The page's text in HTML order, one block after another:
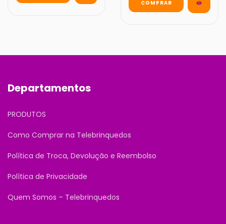
Departamentos
PRODUTOS
Como Comprar na Telebrinquedos
Política de Troca, Devolução e Reembolso
Política de Privacidade
Quem Somos – Telebrinquedos